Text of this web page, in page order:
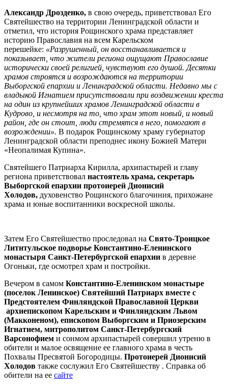
Александр Дрозденко, в свою очередь, приветствовал Его
Святейшество на территории Ленинградской области и
отметил, что история Рощинского храма представляет
историю Православия на всем Карельском
перешейке: «Разрушенный, он восстанавливается и
показывает, что жители региона ощущают Православие
исторически своей религией, чувствуют его душой. Десятки
храмов строятся и возрождаются на территории
Выборгской епархии и Ленинградской области. Недавно мы с
владыкой Игнатием присутствовали при воздвижении креста
на один из крупнейших храмов Ленинградской области в
Кудрово, и несмотря на то, что храм этот новый, и новый
район, где он стоит, люди стремятся в него, помогают в
возрождении». В подарок Рощинскому храму губернатор
Ленинградской области преподнес икону Божией Матери
«Неопалимая Купина».
Святейшего Патриарха Кирилла, архипастырей и главу
региона приветствовал настоятель храма, секретарь
Выборгской епархии протоиерей Дионисий
Холодов, духовенство Рощинского благочиния, прихожане
храма и юные воспитанники воскресной школы.
Затем Его Святейшество проследовал на Свято-Троицкое
Литнтульское подворье Константино-Еленинского
монастыря Санкт-Петербургской епархии в деревне
Огоньки, где осмотрел храм и постройки.
Вечером в самом Константино-Еленинском монастыре
(поселок Ленинское) Святейший Патриарх вместе с
Предстоятелем Финляндской Православной Церкви
архиепископом Карельским и Финляндским Львом
(Макконеном), епископом Выборгским и Приозерским
Игнатием, митрополитом Санкт-Петербургский
Варсонофием и сонмом архипастырей совершил утреню в
обители и малое освящение ее главного храма в честь
Похвалы Пресвятой Богородицы. Протоиерей Дионисий
Холодов также сослужил Его Святейшеству . Справка об
обители на ее сайте